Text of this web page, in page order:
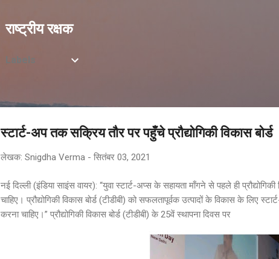
राष्ट्रीय रक्षक
Labels
स्टार्ट-अप तक सक्रिय तौर पर पहुँचे प्रौद्योगिकी विकास बोर्ड
लेखक: Snigdha Verma - सितंबर 03, 2021
नई दिल्ली (इंडिया साइंस वायर): “युवा स्टार्ट-अप्स के सहायता माँगने से पहले ही
चाहिए। प्रौद्योगिकी विकास बोर्ड (टीडीबी) को सफलतापूर्वक उत्पादों के विकास के लिए
करना चाहिए।” प्रौद्योगिकी विकास बोर्ड (टीडीबी) के 25वें स्थापना दिवस पर